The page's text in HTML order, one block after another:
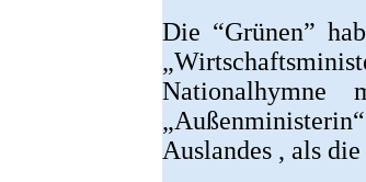
Die “Grünen”
Auslandes , als